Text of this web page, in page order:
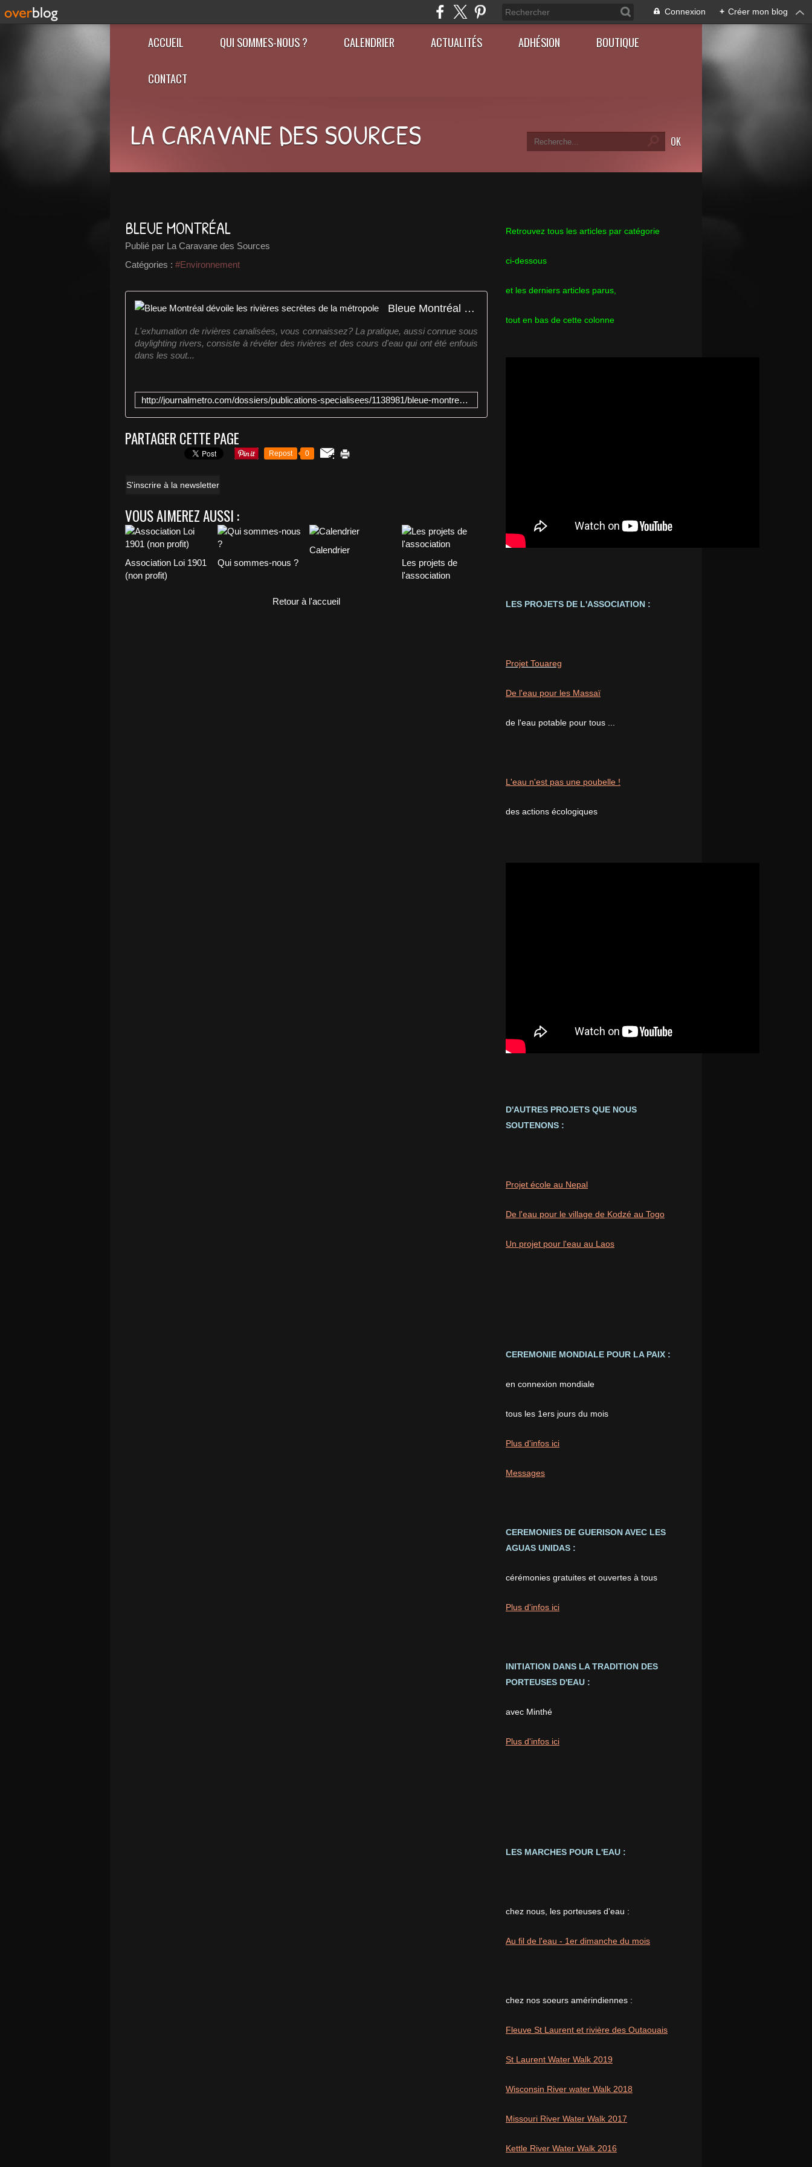
Connexion + Créer mon blog
ACCUEIL QUI SOMMES-NOUS ? CALENDRIER ACTUALITÉS ADHÉSION BOUTIQUE
CONTACT
LA CARAVANE DES SOURCES
BLEUE MONTRÉAL
Publié par La Caravane des Sources
Catégories : #Environnement
Bleue Montréal dévoile les rivières secrètes de la métropole
L'exhumation de rivières canalisées, vous connaissez? La pratique, aussi connue sous
daylighting rivers, consiste à révéler des rivières et des cours d'eau qui ont été enfouis
dans les sout...
http://journalmetro.com/dossiers/publications-specialisees/1138981/bleue-montreal-devoile-les-rivieres-secretes-de-la-metropole/
PARTAGER CETTE PAGE
Repost 0
S'inscrire à la newsletter
VOUS AIMEREZ AUSSI :
Association Loi 1901
(non profit)
Qui sommes-nous ?
Calendrier
Les projets de
l'association
Retour à l'accueil
Retrouvez tous les articles par catégorie
ci-dessous
et les derniers articles parus,
tout en bas de cette colonne
LES PROJETS DE L'ASSOCIATION :
Projet Touareg
De l'eau pour les Massaï
de l'eau potable pour tous ...
L'eau n'est pas une poubelle !
des actions écologiques
D'AUTRES PROJETS QUE NOUS
SOUTENONS :
Projet école au Nepal
De l'eau pour le village de Kodzé au Togo
Un projet pour l'eau au Laos
CEREMONIE MONDIALE POUR LA PAIX :
en connexion mondiale
tous les 1ers jours du mois
Plus d'infos ici
Messages
CEREMONIES DE GUERISON AVEC LES
AGUAS UNIDAS :
cérémonies gratuites et ouvertes à tous
Plus d'infos ici
INITIATION DANS LA TRADITION DES
PORTEUSES D'EAU :
avec Minthé
Plus d'infos ici
LES MARCHES POUR L'EAU :
chez nous, les porteuses d'eau :
Au fil de l'eau - 1er dimanche du mois
chez nos soeurs amérindiennes :
Fleuve St Laurent et rivière des Outaouais
St Laurent Water Walk 2019
Wisconsin River water Walk 2018
Missouri River Water Walk 2017
Kettle River Water Walk 2016